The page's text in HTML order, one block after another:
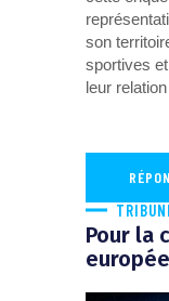
son
sportives
leur
Pour la